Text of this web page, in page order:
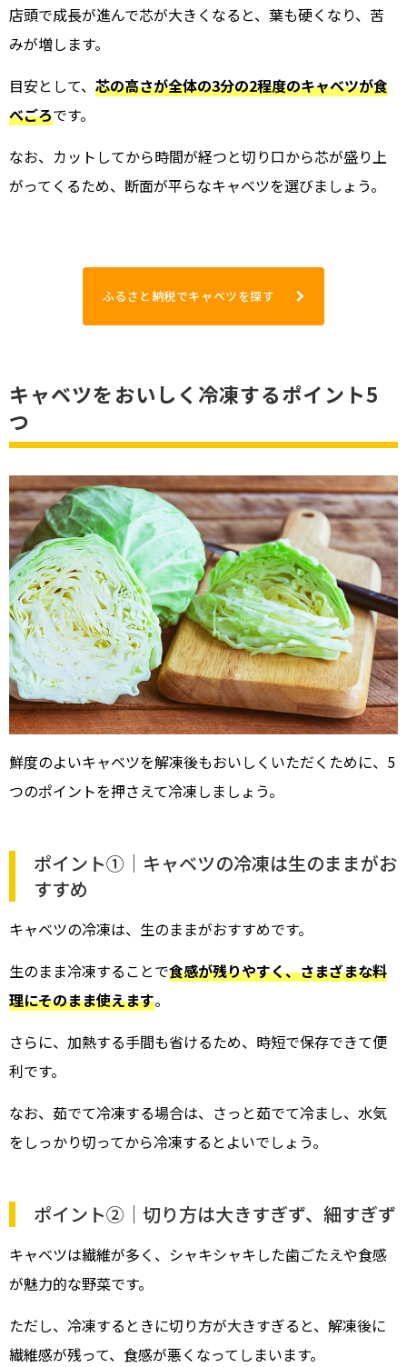
店頭で成長が進んで芯が大きくなると、葉も硬くなり、苦
みが増します。
目安として、 芯の高さが全体の3分の2程度のキャベツが食
べごろです。
なお、カットしてから時間が経つと切り口から芯が盛り上
がってくるため、断面が平らなキャベツを選びましょう。
ふるさと納税でキャベツを探す
キャベツをおいしく冷凍するポイント5
つ
鮮度のよいキャベツを解凍後もおいしくいただくために、5
つのポイントを押さえて冷凍しましょう。
ポイント①｜キャベツの冷凍は生のままがお
すすめ
キャベツの冷凍は、生のままがおすすめです。
生のまま冷凍することで食感が残りやすく、さまざまな料
理にそのまま使えます。
さらに、加熱する手間も省けるため、時短で保存できて便
利です。
なお、茹でて冷凍する場合は、さっと茹でて冷まし、水気
をしっかり切ってから冷凍するとよいでしょう。
ポイント②｜切り方は大きすぎず、細すぎず
キャベツは繊維が多く、シャキシャキした歯ごたえや食感
が魅力的な野菜です。
ただし、冷凍するときに切り方が大きすぎると、解凍後に
繊維感が残って、食感が悪くなってしまいます。